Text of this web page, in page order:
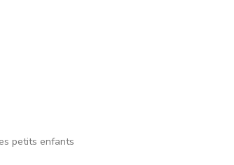
petits enfants